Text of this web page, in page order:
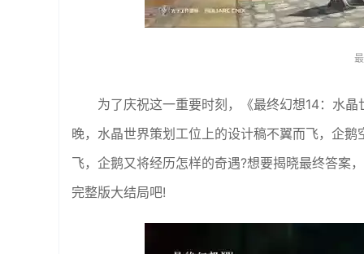
为了庆祝这一重要时刻，《最终幻想14：水
晚，水晶世界策划工位上的设计稿不翼而飞，企
飞，企鹅又将经历怎样的奇遇?想要揭晓最终答案
完整版大结局吧!